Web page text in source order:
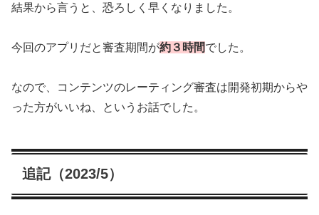
結果から言うと、恐ろしく早くなりました。
今回のアプリだと審査期間が約３時間でした。
なので、コンテンツのレーティング審査は開発初期からや
った方がいいね、というお話でした。
追記（2023/5）